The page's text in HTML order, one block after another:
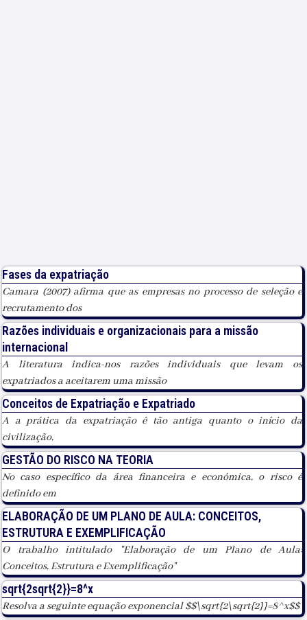
Fases da expatriação
Camara (2007) afirma que as empresas no processo de seleção e
recrutamento dos
Razões individuais e organizacionais para a missão
internacional
A literatura indica-nos razões individuais que levam os
expatriados a aceitarem uma missão
Conceitos de Expatriação e Expatriado
A a prática da expatriação é tão antiga quanto o início da
civilização,
GESTÃO DO RISCO NA TEORIA
No caso específico da área financeira e económica, o risco é
definido em
ELABORAÇÃO DE UM PLANO DE AULA: CONCEITOS,
ESTRUTURA E EXEMPLIFICAÇÃO
O trabalho intitulado "Elaboração de um Plano de Aula:
Conceitos, Estrutura e Exemplificação"
sqrt{2sqrt{2}}=8^x
Resolva a seguinte equação exponencial $$\sqrt{2\sqrt{2}}=8^x$$